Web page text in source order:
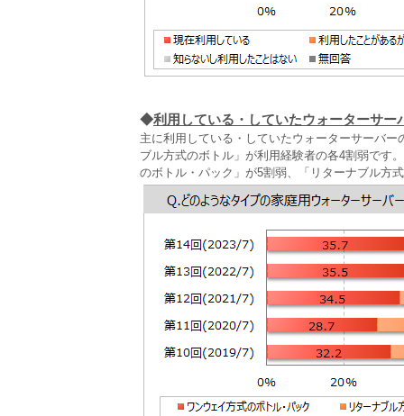
◆利用している・していたウォーターサー
主に利用している・していたウォーターサーバ
ブル方式のボトル」が利用経験者の各4割弱です
のボトル・パック」が5割弱、「リターナブル方